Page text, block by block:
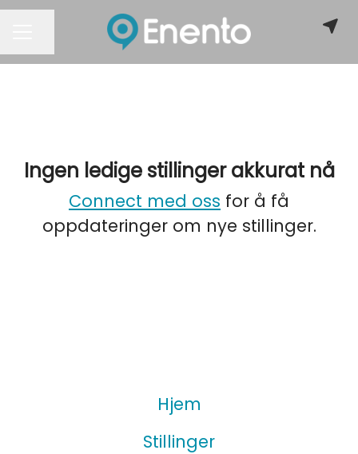
Ingen ledige stillinger akkurat nå
Connect med oss for å få
oppdateringer om nye stillinger.
Hjem
Stillinger